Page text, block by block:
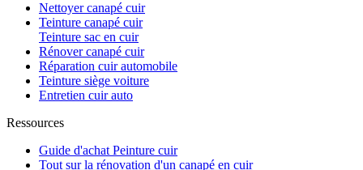
Nettoyer canapé cuir
Teinture canapé cuir
Teinture sac en cuir
Rénover canapé cuir
Réparation cuir automobile
Teinture siège voiture
Entretien cuir auto
Ressources
Guide d'achat Peinture cuir
Tout sur la rénovation d'un canapé en cuir